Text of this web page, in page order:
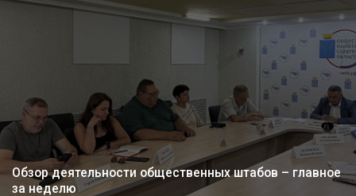
Обзор деятельности общественных штабов – главное
за неделю